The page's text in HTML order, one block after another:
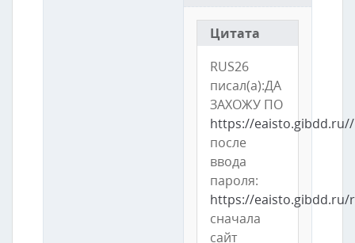
Цитата
RUS26
писал(а):ДА
ЗАХОЖУ ПО
https://
после
ввода
пароля:
https://
сначала
сайт